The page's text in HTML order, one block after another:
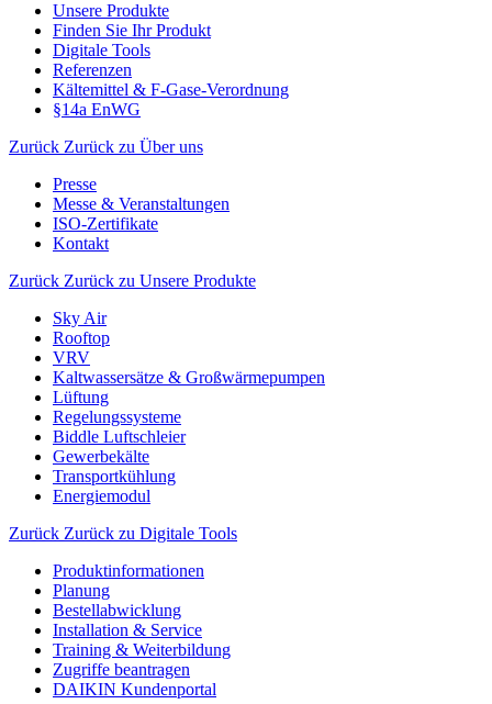
Unsere Produkte
Finden Sie Ihr Produkt
Digitale Tools
Referenzen
Kältemittel & F-Gase-Verordnung
§14a EnWG
Zurück Zurück zu Über uns
Presse
Messe & Veranstaltungen
ISO-Zertifikate
Kontakt
Zurück Zurück zu Unsere Produkte
Sky Air
Rooftop
VRV
Kaltwassersätze & Großwärmepumpen
Lüftung
Regelungssysteme
Biddle Luftschleier
Gewerbekälte
Transportkühlung
Energiemodul
Zurück Zurück zu Digitale Tools
Produktinformationen
Planung
Bestellabwicklung
Installation & Service
Training & Weiterbildung
Zugriffe beantragen
DAIKIN Kundenportal